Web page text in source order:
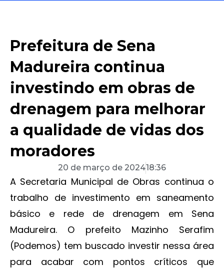
Prefeitura de Sena
Madureira continua
investindo em obras de
drenagem para melhorar
a qualidade de vidas dos
moradores
20 de março de 202418:36
A Secretaria Municipal de Obras continua o
trabalho de investimento em saneamento
básico e rede de drenagem em Sena
Madureira. O prefeito Mazinho Serafim
(Podemos) tem buscado investir nessa área
para acabar com pontos críticos que